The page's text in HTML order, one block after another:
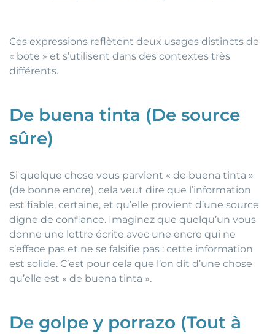
Ces expressions reflètent deux usages distincts de
« bote » et s’utilisent dans des contextes très
différents.
De buena tinta (De source
sûre)
Si quelque chose vous parvient « de buena tinta »
(de bonne encre), cela veut dire que l’information
est fiable, certaine, et qu’elle provient d’une source
digne de confiance. Imaginez que quelqu’un vous
donne une lettre écrite avec une encre qui ne
s’efface pas et ne se falsifie pas : cette information
est solide. C’est pour cela que l’on dit d’une chose
qu’elle est « de buena tinta ».
De golpe y porrazo (Tout à